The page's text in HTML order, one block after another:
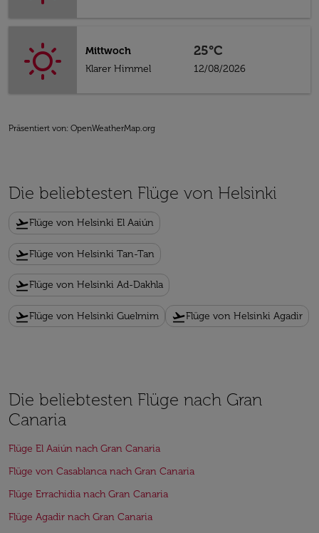
Mittwoch
Klarer Himmel
25°C
12/08/2026
Präsentiert von: OpenWeatherMap.org
Die beliebtesten Flüge von Helsinki
flight_takeoffFlüge von Helsinki El Aaiún
flight_takeoffFlüge von Helsinki Tan-Tan
flight_takeoffFlüge von Helsinki Ad-Dakhla
flight_takeoffFlüge von Helsinki Guelmim flight_takeoffFlüge von Helsinki Agadir
Die beliebtesten Flüge nach Gran
Canaria
Flüge El Aaiún nach Gran Canaria
Flüge von Casablanca nach Gran Canaria
Flüge Errachidia nach Gran Canaria
Flüge Agadir nach Gran Canaria